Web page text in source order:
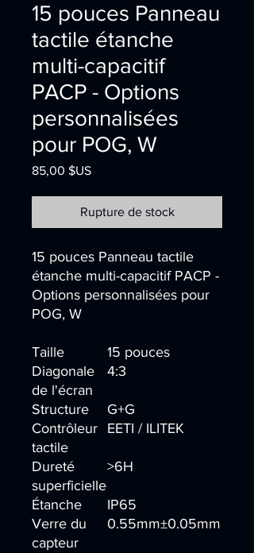
15 pouces Panneau
tactile étanche
multi-capacitif
PACP - Options
personnalisées
pour POG, W
85,00 $USPrix
Rupture de stock
15 pouces Panneau tactile
étanche multi-capacitif PACP -
Options personnalisées pour
POG, W
Taille
15 pouces
Diagonale
de l'écran
4:3
Structure
G+G
Contrôleur
tactile
EETI / ILITEK
Dureté
superficielle
>6H
Étanche
IP65
Verre du
capteur
0.55mm±0.05mm